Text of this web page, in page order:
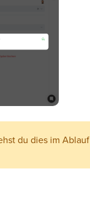
du dies im Ablauf